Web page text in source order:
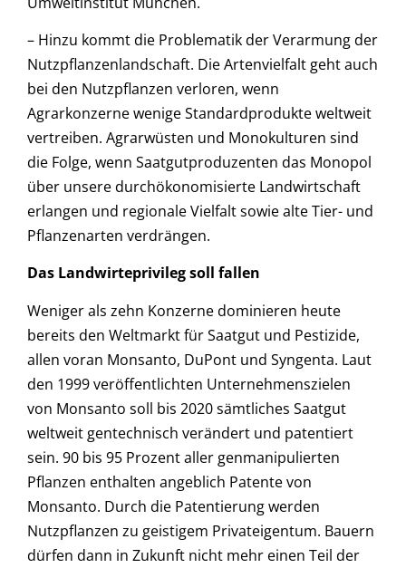
– Hinzu kommt die Problematik der Verarmung der
Nutzpflanzenlandschaft. Die Artenvielfalt geht auch
bei den Nutzpflanzen verloren, wenn
Agrarkonzerne wenige Standardprodukte weltweit
vertreiben. Agrarwüsten und Monokulturen sind
die Folge, wenn Saatgutproduzenten das Monopol
über unsere durchökonomisierte Landwirtschaft
erlangen und regionale Vielfalt sowie alte Tier- und
Pflanzenarten verdrängen.
Das Landwirteprivileg soll fallen
Weniger als zehn Konzerne dominieren heute
bereits den Weltmarkt für Saatgut und Pestizide,
allen voran Monsanto, DuPont und Syngenta. Laut
den 1999 veröffentlichten Unternehmenszielen
von Monsanto soll bis 2020 sämtliches Saatgut
weltweit gentechnisch verändert und patentiert
sein. 90 bis 95 Prozent aller genmanipulierten
Pflanzen enthalten angeblich Patente von
Monsanto. Durch die Patentierung werden
Nutzpflanzen zu geistigem Privateigentum. Bauern
dürfen dann in Zukunft nicht mehr einen Teil der